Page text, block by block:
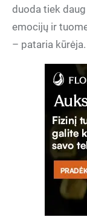
duoda tiek
emocijų ir
– pataria kūrėja.